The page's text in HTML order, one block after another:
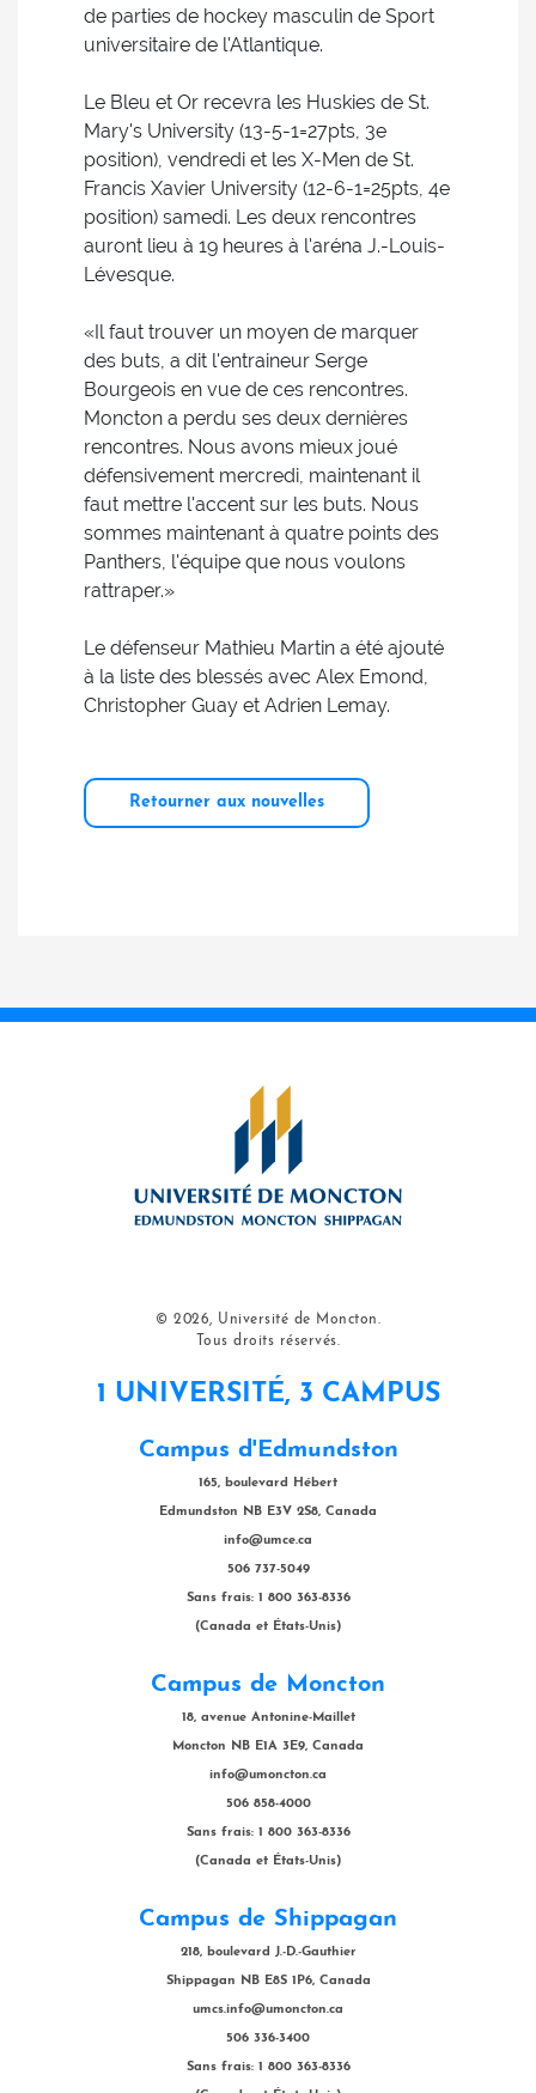
de parties de hockey masculin de Sport
universitaire de l'Atlantique.
Le Bleu et Or recevra les Huskies de St.
Mary's University (13-5-1=27pts, 3e
position), vendredi et les X-Men de St.
Francis Xavier University (12-6-1=25pts, 4e
position) samedi. Les deux rencontres
auront lieu à 19 heures à l'aréna J.-Louis-
Lévesque.
«Il faut trouver un moyen de marquer
des buts, a dit l'entraineur Serge
Bourgeois en vue de ces rencontres.
Moncton a perdu ses deux dernières
rencontres. Nous avons mieux joué
défensivement mercredi, maintenant il
faut mettre l'accent sur les buts. Nous
sommes maintenant à quatre points des
Panthers, l'équipe que nous voulons
rattraper.»
Le défenseur Mathieu Martin a été ajouté
à la liste des blessés avec Alex Emond,
Christopher Guay et Adrien Lemay.
Retourner aux nouvelles
© 2026, Université de Moncton.
Tous droits réservés.
1 UNIVERSITÉ, 3 CAMPUS
Campus d'Edmundston
165, boulevard Hébert
Edmundston NB E3V 2S8, Canada
info@umce.ca
506 737-5049
Sans frais: 1 800 363-8336
(Canada et États-Unis)
Campus de Moncton
18, avenue Antonine-Maillet
Moncton NB E1A 3E9, Canada
info@umoncton.ca
506 858-4000
Sans frais: 1 800 363-8336
(Canada et États-Unis)
Campus de Shippagan
218, boulevard J.-D.-Gauthier
Shippagan NB E8S 1P6, Canada
umcs.info@umoncton.ca
506 336-3400
Sans frais: 1 800 363-8336